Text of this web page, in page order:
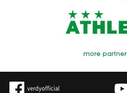
more partner
verdyofficial